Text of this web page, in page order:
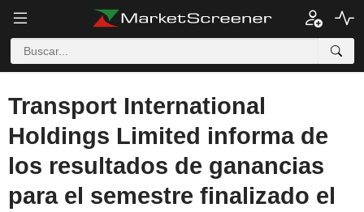
Transport International
Holdings Limited informa de
los resultados de ganancias
para el semestre finalizado el